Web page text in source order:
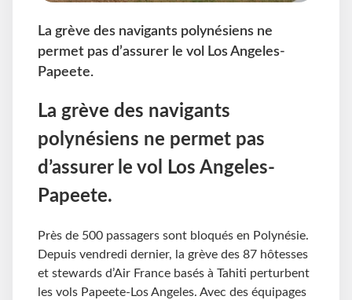
La grève des navigants polynésiens ne
permet pas d’assurer le vol Los Angeles-
Papeete.
La grève des navigants
polynésiens ne permet pas
d’assurer le vol Los Angeles-
Papeete.
Près de 500 passagers sont bloqués en Polynésie.
Depuis vendredi dernier, la grève des 87 hôtesses
et stewards d’Air France basés à Tahiti perturbent
les vols Papeete-Los Angeles. Avec des équipages